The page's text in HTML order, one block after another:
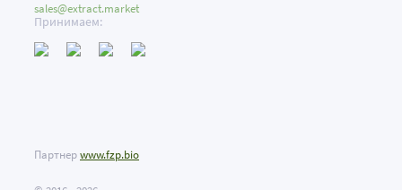
Партнерwww.fzp.bio
sales@extract.market
Принимаем: